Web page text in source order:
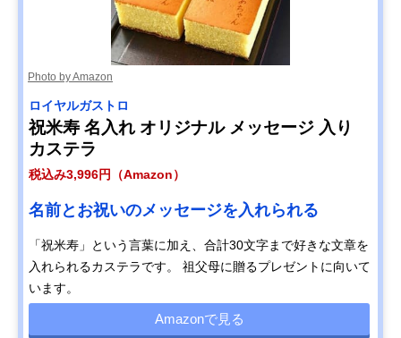
Photo by Amazon
ロイヤルガストロ
祝米寿 名入れ オリジナル メッセージ 入り
カステラ
税込み3,996円（Amazon）
名前とお祝いのメッセージを入れられる
「祝米寿」という言葉に加え、合計30文字まで好きな文章を
入れられるカステラです。 祖父母に贈るプレゼントに向いて
います。
Amazonで見る